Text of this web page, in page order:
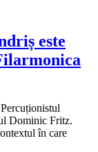
este
Dominic Fritz.
în care